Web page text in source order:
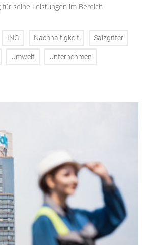
für seine Leistungen im Bereich
ING Nachhaltigkeit Salzgitter
Umwelt Unternehmen